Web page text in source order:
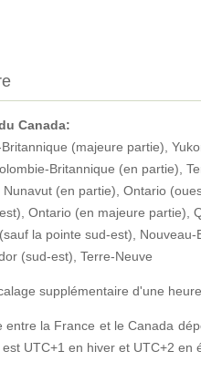
Canada:
(majeure partie),
Britannique (en partie),
(en partie), Ontario
Ontario (en majeure partie),
la pointe sud-est),
(sud-est), Terre-Neuve
supplémentaire d'une
entre la France et le Canada
UTC+1 en hiver et UTC+2 en